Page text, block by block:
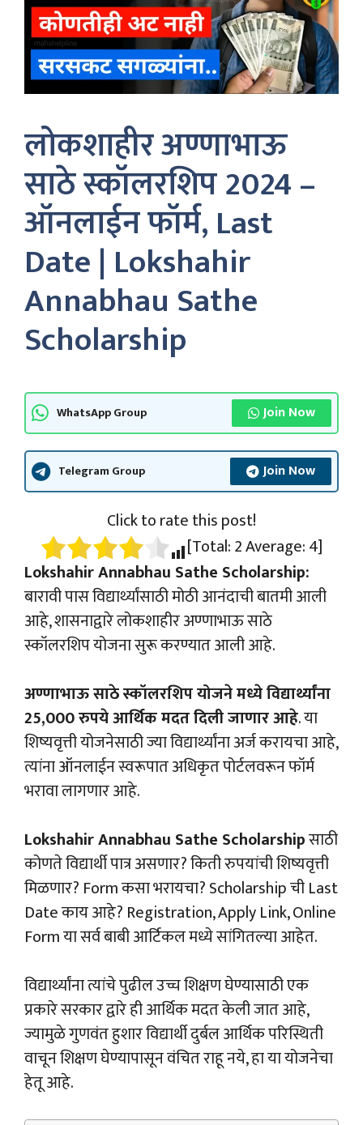
लोकशाहीर अण्णाभाऊ
साठे स्कॉलरशिप 2024 –
ऑनलाईन फॉर्म, Last
Date | Lokshahir
Annabhau Sathe
Scholarship
WhatsApp Group Join Now
Telegram Group Join Now
Click to rate this post!
[Total:2Average:4]
Lokshahir Annabhau Sathe Scholarship:
बारावी पास विद्यार्थ्यांसाठी मोठी आनंदाची बातमी आली
आहे, शासनाद्वारे लोकशाहीर अण्णाभाऊ साठे
स्कॉलरशिप योजना सुरू करण्यात आली आहे.
अण्णाभाऊ साठे स्कॉलरशिप योजने मध्ये विद्यार्थ्यांना
25,000 रुपये आर्थिक मदत दिली जाणार आहे. या
शिष्यवृत्ती योजनेसाठी ज्या विद्यार्थ्यांना अर्ज करायचा आहे,
त्यांना ऑनलाईन स्वरूपात अधिकृत पोर्टलवरून फॉर्म
भरावा लागणार आहे.
Lokshahir Annabhau Sathe Scholarshipसाठी
कोणते विद्यार्थी पात्र असणार? किती रुपयांची शिष्यवृत्ती
मिळणार? Form कसा भरायचा? Scholarship ची Last
Date काय आहे? Registration, Apply Link, Online
Form या सर्व बाबी आर्टिकल मध्ये सांगितल्या आहेत.
विद्यार्थ्यांना त्यांचे पुढील उच्च शिक्षण घेण्यासाठी एक
प्रकारे सरकार द्वारे ही आर्थिक मदत केली जात आहे,
ज्यामुळे गुणवंत हुशार विद्यार्थी दुर्बल आर्थिक परिस्थिती
वाचून शिक्षण घेण्यापासून वंचित राहू नये, हा या योजनेचा
हेतू आहे.